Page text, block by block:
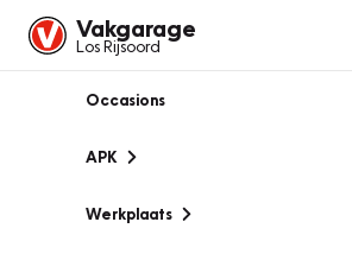
Vakgarage
Los Rijsoord
Occasions
APK
Werkplaats